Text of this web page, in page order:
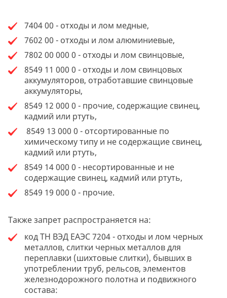
7404 00 - отходы и лом медные,
7602 00 - отходы и лом алюминиевые,
7802 00 000 0 - отходы и лом свинцовые,
8549 11 000 0 - отходы и лом свинцовых
аккумуляторов, отработавшие свинцовые
аккумуляторы,
8549 12 000 0 - прочие, содержащие свинец,
кадмий или ртуть,
8549 13 000 0 - отсортированные по
химическому типу и не содержащие свинец,
кадмий или ртуть,
8549 14 000 0 - несортированные и не
содержащие свинец, кадмий или ртуть,
8549 19 000 0 - прочие.
Также запрет распространяется на:
код ТН ВЭД ЕАЭС 7204 - отходы и лом черных
металлов, слитки черных металлов для
переплавки (шихтовые слитки), бывших в
употреблении труб, рельсов, элементов
железнодорожного полотна и подвижного
состава: